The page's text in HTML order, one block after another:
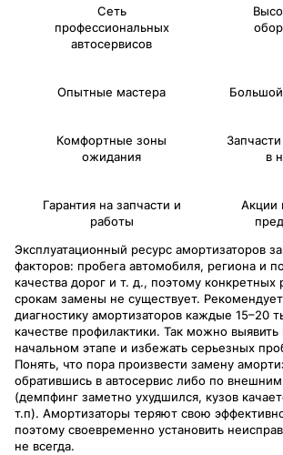
Сеть
профессиональных
автосервисов
Опытные мастера Большой
Комфортные зоны
ожидания
в
Гарантия на запчасти и
работы
Акции
Эксплуатационный ресурс амортизаторов
факторов: пробега автомобиля, региона и
качества дорог и т. д., поэтому
срокам замены не существует.
диагностику амортизаторов каждые 15–20
качестве профилактики. Так можно
начальном этапе и избежать серьезных
Понять, что пора произвести замену
обратившись в автосервис либо по
(демпфинг заметно ухудшился, кузов
т.п). Амортизаторы теряют свою
поэтому своевременно установить
не всегда.